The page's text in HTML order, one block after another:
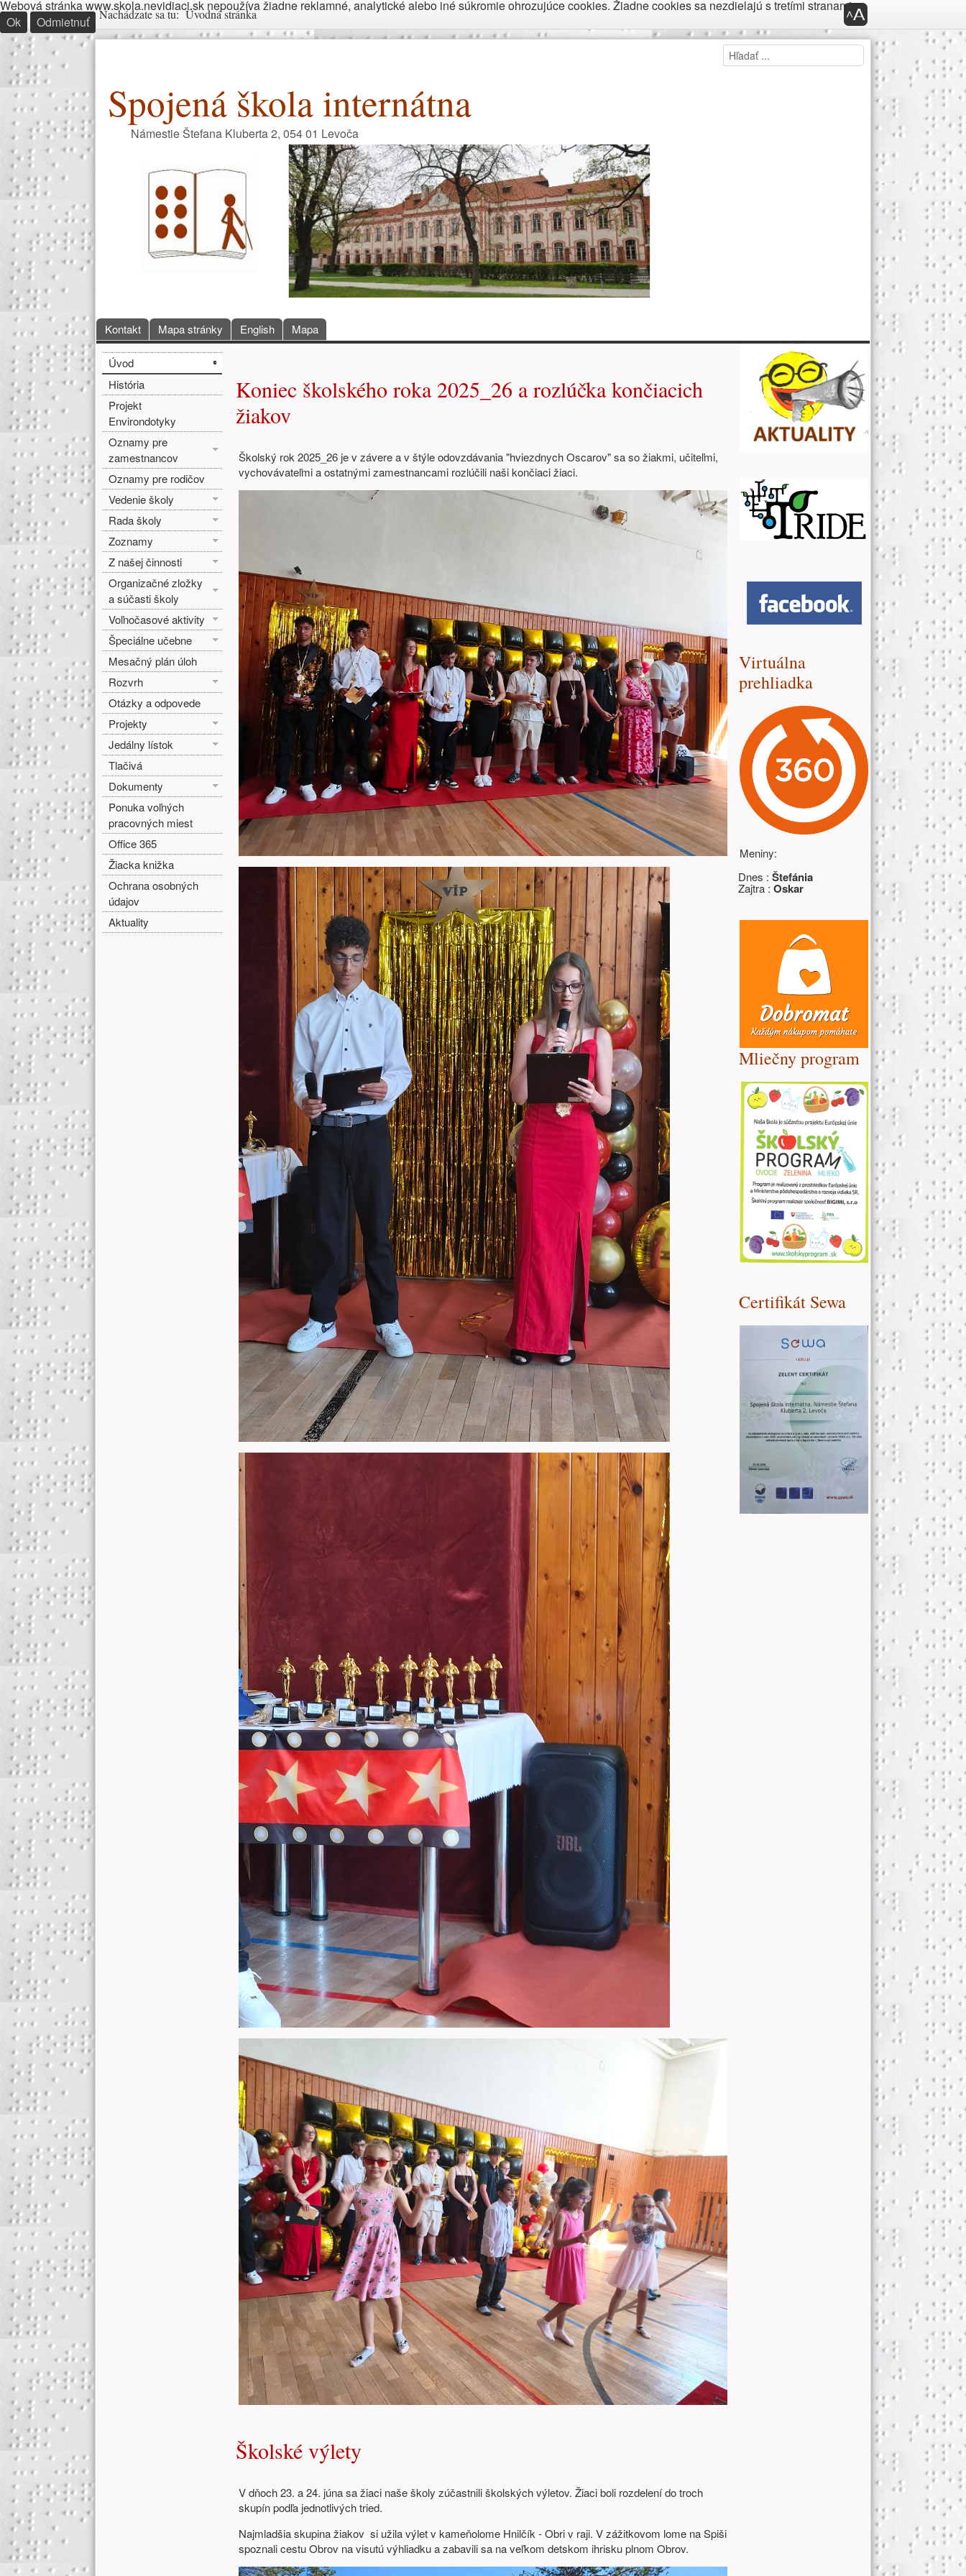
Nachádzate sa tu
Nachádzate sa tu:Úvodná stránka Panel
Panel prístupnosti
Hľadaj
Hľadať ...
Spojená škola internátna
Námestie Štefana Kluberta 2, 054 01 Levoča
Hlavné menu
Kontakt Mapa stránky English Mapa
Bočné menu
Úvod
História
Projekt
Environdotyky
Oznamy pre
zamestnancov
Oznamy pre rodičov
Vedenie školy
Rada školy
Zoznamy
Z našej činnosti
Organizačné zložky
a súčasti školy
Voľnočasové aktivity
Špeciálne učebne
Mesačný plán úloh
Rozvrh
Otázky a odpovede
Projekty
Jedálny lístok
Tlačivá
Dokumenty
Ponuka voľných
pracovných miest
Office 365
Žiacka knižka
Ochrana osobných
údajov
Aktuality
Koniec školského roka 2025_26 a rozlúčka končiacich
žiakov
Školský rok 2025_26 je v závere a v štýle odovzdávania "hviezdnych Oscarov" sa so žiakmi, učiteľmi,
vychovávateľmi a ostatnými zamestnancami rozlúčili naši končiaci žiaci.
Školské výlety
V dňoch 23. a 24. júna sa žiaci naše školy zúčastnili školských výletov. Žiaci boli rozdelení do troch
skupín podľa jednotlivých tried.
Najmladšia skupina žiakov si užila výlet v kameňolome Hnilčík - Obri v raji. V zážitkovom lome na Spiši
spoznali cestu Obrov na visutú výhliadku a zabavili sa na veľkom detskom ihrisku plnom Obrov.
Ďalšie zdroje (pravý
Virtuálna
prehliadka
Meniny:
Dnes :Štefánia
Zajtra :Oskar
Mliečny program
Certifikát Sewa
Webová stránka www.skola.nevidiaci.sk nepoužíva žiadne reklamné, analytické alebo iné súkromie ohrozujúce cookies. Žiadne cookies sa nezdielajú s tretími stranami.
Ok
Odmietnuť